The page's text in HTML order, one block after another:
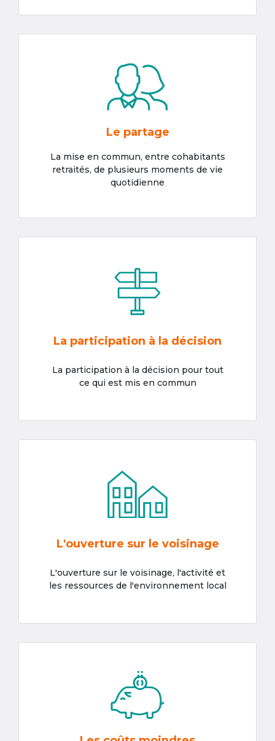
Le partage
La mise en commun, entre cohabitants
retraités, de plusieurs moments de vie
quotidienne
La participation à la décision
La participation à la décision pour tout
ce qui est mis en commun
L'ouverture sur le voisinage
L'ouverture sur le voisinage, l'activité et
les ressources de l'environnement local